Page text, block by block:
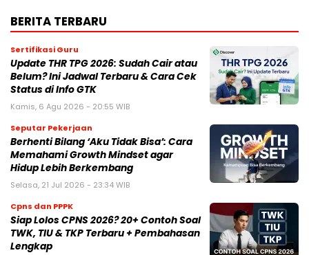
BERITA TERBARU
Sertifikasi Guru
Update THR TPG 2026: Sudah Cair atau
Belum? Ini Jadwal Terbaru & Cara Cek
Status di Info GTK
Kamis, 6 Agu 2026 - 20:55 WIB
Seputar Pekerjaan
Berhenti Bilang ‘Aku Tidak Bisa’: Cara
Memahami Growth Mindset agar
Hidup Lebih Berkembang
Selasa, 21 Jul 2026 - 23:34 WIB
Cpns dan PPPK
Siap Lolos CPNS 2026? 20+ Contoh Soal
TWK, TIU & TKP Terbaru + Pembahasan
Lengkap